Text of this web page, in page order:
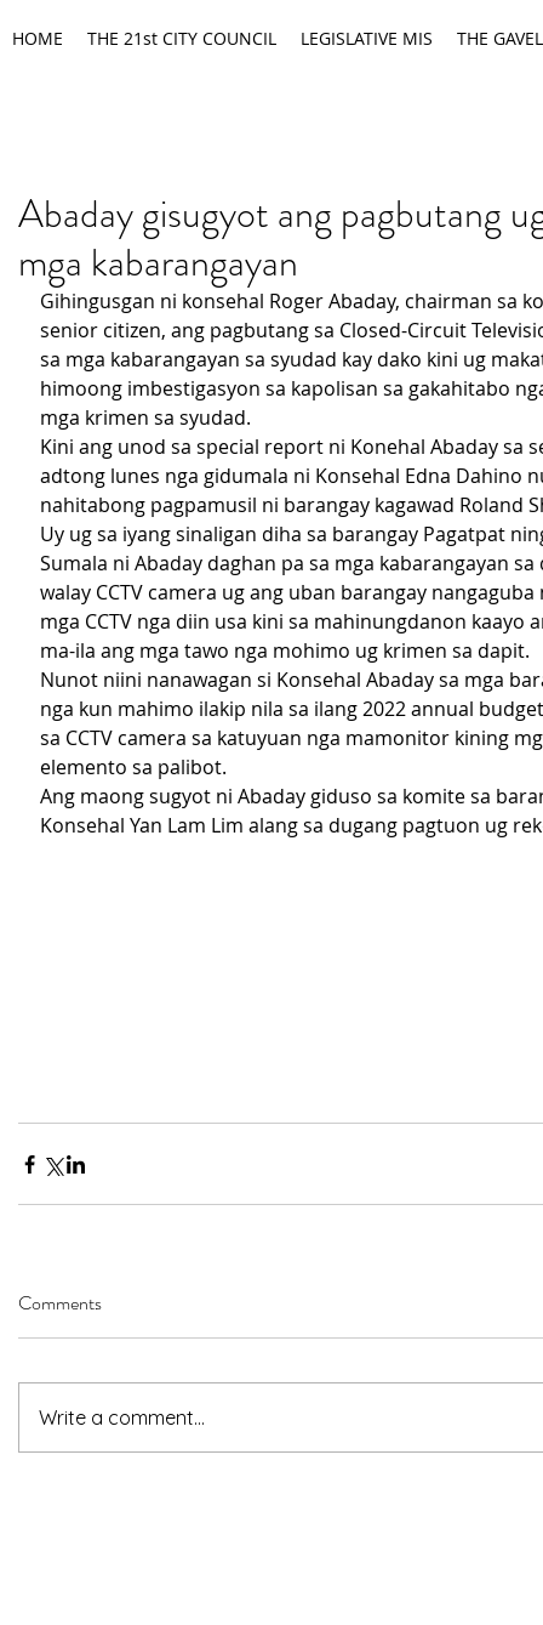
HOME THE 21st CITY COUNCIL LEGISLATIVE MIS THE GAVEL
Abaday gisugyot ang pagbutang
mga kabarangayan
Gihingusgan ni konsehal Roger Abaday, chairman sa
senior citizen, ang pagbutang sa Closed-Circuit
sa mga kabarangayan sa syudad kay dako kini ug
himoong imbestigasyon sa kapolisan sa gakahitabo
mga krimen sa syudad.
Kini ang unod sa special report ni Konehal Abaday sa
adtong lunes nga gidumala ni Konsehal Edna Dahino
nahitabong pagpamusil ni barangay kagawad Roland
Uy ug sa iyang sinaligan diha sa barangay Pagatpat
Sumala ni Abaday daghan pa sa mga kabarangayan
walay CCTV camera ug ang uban barangay
mga CCTV nga diin usa kini sa mahinungdanon kaayo
ma-ila ang mga tawo nga mohimo ug krimen sa dapit.
Nunot niini nanawagan si Konsehal Abaday sa mga
nga kun mahimo ilakip nila sa ilang 2022 annual
sa CCTV camera sa katuyuan nga mamonitor kining
elemento sa palibot.
Ang maong sugyot ni Abaday giduso sa komite sa
Konsehal Yan Lam Lim alang sa dugang pagtuon ug
Comments
Write a comment...